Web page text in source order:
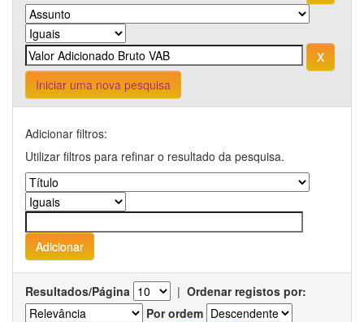
Iniciar uma nova pesquisa
Adicionar filtros:
Utilizar filtros para refinar o resultado da pesquisa.
Resultados/Página | Ordenar registos por:
Por ordem